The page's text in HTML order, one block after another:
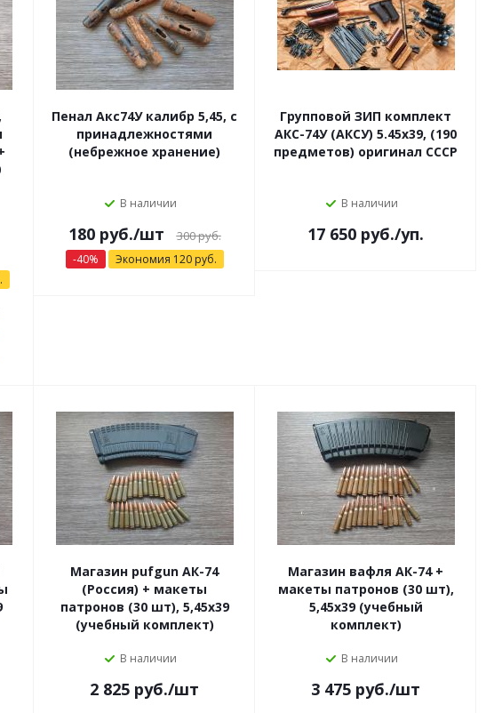
Пенал Акс74У калибр 5,45, с
принадлежностями
(небрежное хранение)
В наличии
180руб./шт 300руб.
-40% Экономия 120руб.
Групповой ЗИП комплект
АКС-74У (АКСУ) 5.45х39, (190
предметов) оригинал СССР
В наличии
17 650 руб./уп.
Магазин pufgun АК-74
(Россия) + макеты
патронов (30 шт), 5,45х39
(учебный комплект)
В наличии
2 825 руб./шт
Магазин вафля АК-74 +
макеты патронов (30 шт),
5,45х39 (учебный
комплект)
В наличии
3 475 руб./шт